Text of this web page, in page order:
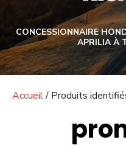
CONCESSIONNAIRE
APRILIA À
Accueil/ Produits